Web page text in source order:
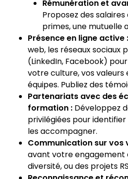
Rémunération et
Proposez des
primes, une mutuelle
Présence en ligne active :
web, les réseaux sociaux
(LinkedIn, Facebook)
votre culture, vos valeurs
équipes. Publiez des
Partenariats avec des
formation :Développez
privilégiées pour
les accompagner.
Communication sur vos
avant votre engagement
diversité, ou des projets